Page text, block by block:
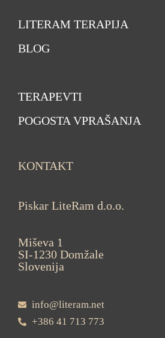
LITERAM TERAPIJA
BLOG
TERAPEVTI
POGOSTA VPRAŠANJA
KONTAKT
Piskar LiteRam d.o.o.
Miševa 1
SI-1230 Domžale
Slovenija
info@literam.net
+386 41 713 773